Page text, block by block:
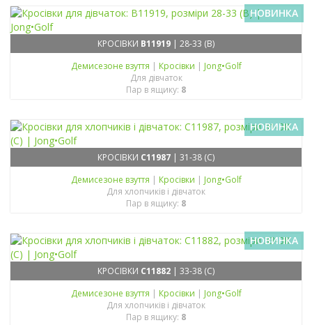
НОВИНКА
КРОСІВКИ B11919 | 28-33 (B)
Демисезонe взуття | Кросівки | Jong•Golf
Для дівчаток
Пар в ящику: 8
НОВИНКА
КРОСІВКИ C11987 | 31-38 (C)
Демисезонe взуття | Кросівки | Jong•Golf
Для хлопчиків і дівчаток
Пар в ящику: 8
НОВИНКА
КРОСІВКИ C11882 | 33-38 (C)
Демисезонe взуття | Кросівки | Jong•Golf
Для хлопчиків і дівчаток
Пар в ящику: 8